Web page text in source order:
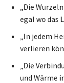
„Die
egal wo das
„In jedem
verlieren
„Die
und Wärme